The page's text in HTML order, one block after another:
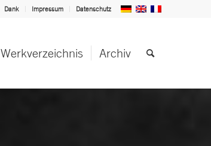
Dank Impressum Datenschutz
Werkverzeichnis Archiv